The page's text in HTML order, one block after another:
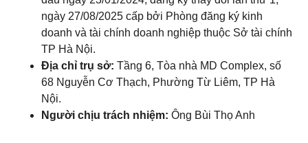
ngày 27/08/2025 cấp bởi Phòng đăng ký kinh
doanh và tài chính doanh nghiệp thuộc Sở tài chính
TP Hà Nội.
Địa chỉ trụ sở: Tầng 6, Tòa nhà MD Complex, số
68 Nguyễn Cơ Thạch, Phường Từ Liêm, TP Hà
Nội.
Người chịu trách nhiệm: Ông Bùi Thọ Anh